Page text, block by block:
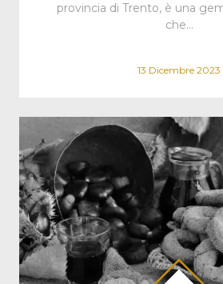
provincia di Trento, è una
che…
13 Dicembre 2023